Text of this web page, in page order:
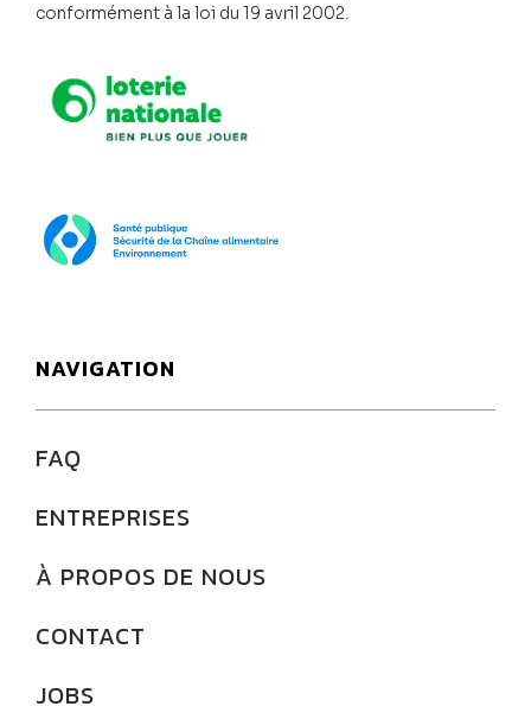
conformément à la loi du 19 avril 2002.
Loterie Nationale
NAVIGATION
FAQ
ENTREPRISES
À PROPOS DE NOUS
CONTACT
JOBS